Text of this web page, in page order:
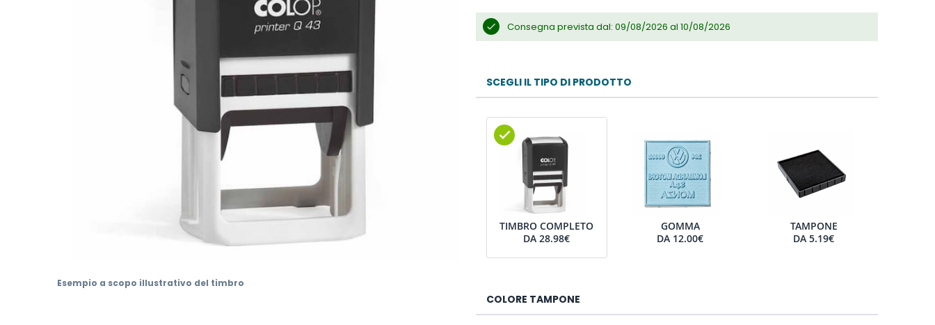
all'inizio
Esempio a scopo illustrativo del timbro
Consegna prevista dal: 09/08/2026 al 10/08/2026
SCEGLI IL TIPO DI PRODOTTO
TIMBRO COMPLETO
DA28.98€
GOMMA
DA 12.00€
TAMPONE
DA5.19€
COLORE TAMPONE